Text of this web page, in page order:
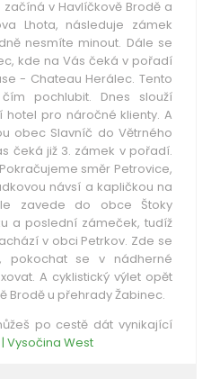
začíná v Havlíčkově Brodě a
Lhota, následuje zámek
nesmíte minout. Dále se
kde na Vás čeká v pořadí
- Chateau Herálec. Tento
pochlubit. Dnes slouží
hotel pro náročné klienty. A
obec Slavníč do Větrného
čeká již 3. zámek v pořadí.
směr Petrovice,
návsí a kapličkou na
zavede do obce Štoky
a poslední zámeček, tudíž
v obci Petrkov. Zde se
pokochat se v nádherné
A cyklistický výlet opět
Brodě u přehrady Žabinec.
po cestě dát vynikající
Vysočina West